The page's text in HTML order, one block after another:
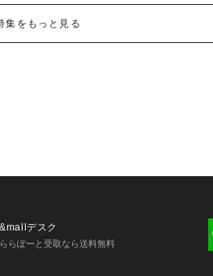
集をもっと見る
&mallデスク
ららぽーと受取なら送料無料